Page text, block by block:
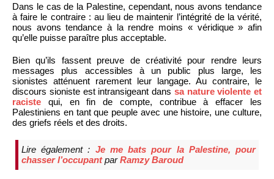
Dans le cas de la Palestine, cependant, nous avons tendance
à faire le contraire : au lieu de maintenir l’intégrité de la vérité,
nous avons tendance à la rendre moins « véridique » afin
qu’elle puisse paraître plus acceptable.
Bien qu’ils fassent preuve de créativité pour rendre leurs
messages plus accessibles à un public plus large, les
sionistes atténuent rarement leur langage. Au contraire, le
discours sioniste est intransigeant dans sa nature violente et
raciste qui, en fin de compte, contribue à effacer les
Palestiniens en tant que peuple avec une histoire, une culture,
des griefs réels et des droits.
Lire également : Je me bats pour la Palestine, pour
chasser l’occupantparRamzy Baroud